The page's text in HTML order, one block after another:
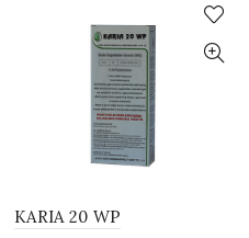
KARIA 20 WP